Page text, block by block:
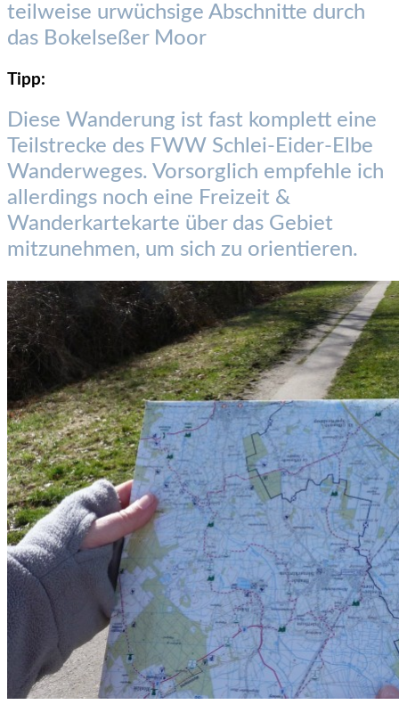
teilweise urwüchsige Abschnitte durch
das Bokelseßer Moor
Tipp:
Diese Wanderung ist fast komplett eine
Teilstrecke des FWW Schlei-Eider-Elbe
Wanderweges. Vorsorglich empfehle ich
allerdings noch eine Freizeit &
Wanderkartekarte über das Gebiet
mitzunehmen, um sich zu orientieren.